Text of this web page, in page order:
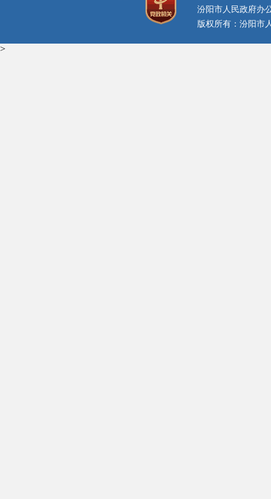
汾阳市人民政府办
版权所有：汾阳市
>